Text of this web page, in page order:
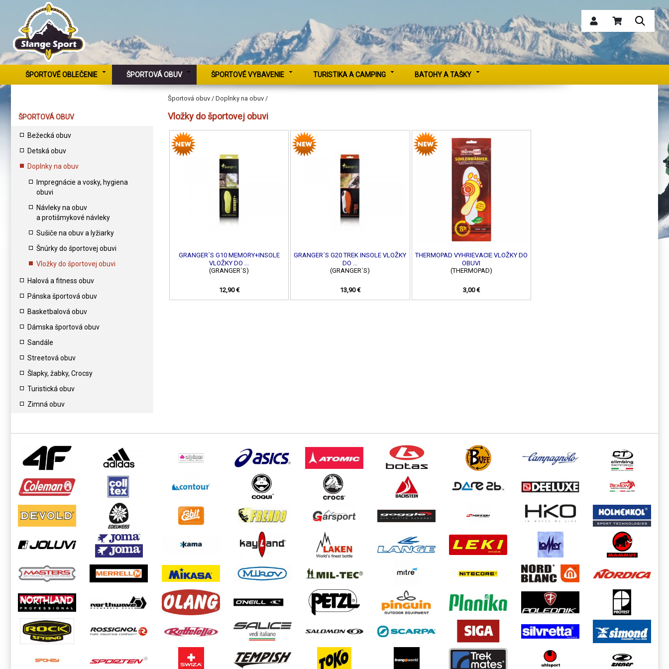
ŠPORTOVÉ OBLEČENIE ŠPORTOVÁ OBUV ŠPORTOVÉ VYBAVENIE TURISTIKA A CAMPING BATOHY A TAŠKY
Športová obuv / Doplnky na obuv /
Vložky do športovej obuvi
GRANGER´S G10 MEMORY+INSOLE
VLOŽKY DO ...
(GRANGER´S)
12,90 €
GRANGER´S G20 TREK INSOLE VLOŽKY
DO ...
(GRANGER´S)
13,90 €
THERMOPAD VYHRIEVACIE VLOŽKY DO
OBUVI
(THERMOPAD)
3,00 €
ŠPORTOVÁ OBUV
Bežecká obuv
Detská obuv
Doplnky na obuv
Impregnácie a vosky, hygiena
obuvi
Návleky na obuv
a protišmykové návleky
Sušiče na obuv a lyžiarky
Šnúrky do športovej obuvi
Vložky do športovej obuvi
Halová a fitness obuv
Pánska športová obuv
Basketbalová obuv
Dámska športová obuv
Sandále
Streetová obuv
Šlapky, žabky, Crocsy
Turistická obuv
Zimná obuv